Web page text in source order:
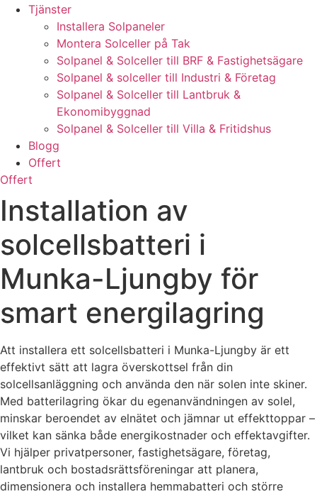
Tjänster
Installera Solpaneler
Montera Solceller på Tak
Solpanel & Solceller till BRF & Fastighetsägare
Solpanel & solceller till Industri & Företag
Solpanel & Solceller till Lantbruk &
Ekonomibyggnad
Solpanel & Solceller till Villa & Fritidshus
Blogg
Offert
Offert
Installation av
solcellsbatteri i
Munka-Ljungby för
smart energilagring
Att installera ett solcellsbatteri i Munka-Ljungby är ett
effektivt sätt att lagra överskottsel från din
solcellsanläggning och använda den när solen inte skiner.
Med batterilagring ökar du egenanvändningen av solel,
minskar beroendet av elnätet och jämnar ut effekttoppar –
vilket kan sänka både energikostnader och effektavgifter.
Vi hjälper privatpersoner, fastighetsägare, företag,
lantbruk och bostadsrättsföreningar att planera,
dimensionera och installera hemmabatteri och större